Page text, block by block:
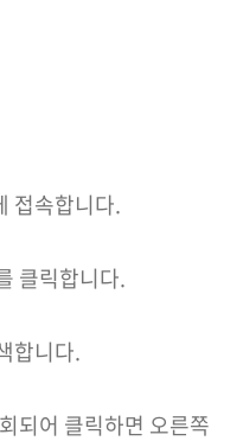
접속합니다.
클릭합니다.
합니다.
되어 클릭하면 오른쪽